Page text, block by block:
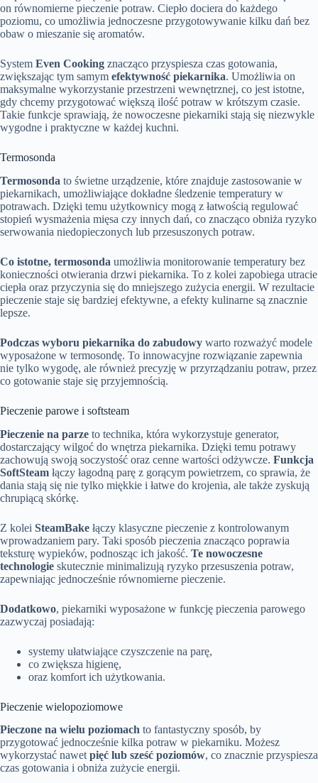
on równomierne pieczenie potraw. Ciepło dociera do każdego
poziomu, co umożliwia jednoczesne przygotowywanie kilku dań bez
obaw o mieszanie się aromatów.
System Even Cooking znacząco przyspiesza czas gotowania,
zwiększając tym samym efektywność piekarnika. Umożliwia on
maksymalne wykorzystanie przestrzeni wewnętrznej, co jest istotne,
gdy chcemy przygotować większą ilość potraw w krótszym czasie.
Takie funkcje sprawiają, że nowoczesne piekarniki stają się niezwykle
wygodne i praktyczne w każdej kuchni.
Termosonda
Termosonda to świetne urządzenie, które znajduje zastosowanie w
piekarnikach, umożliwiające dokładne śledzenie temperatury w
potrawach. Dzięki temu użytkownicy mogą z łatwością regulować
stopień wysmażenia mięsa czy innych dań, co znacząco obniża ryzyko
serwowania niedopieczonych lub przesuszonych potraw.
Co istotne, termosonda umożliwia monitorowanie temperatury bez
konieczności otwierania drzwi piekarnika. To z kolei zapobiega utracie
ciepła oraz przyczynia się do mniejszego zużycia energii. W rezultacie
pieczenie staje się bardziej efektywne, a efekty kulinarne są znacznie
lepsze.
Podczas wyboru piekarnika do zabudowy warto rozważyć modele
wyposażone w termosondę. To innowacyjne rozwiązanie zapewnia
nie tylko wygodę, ale również precyzję w przyrządzaniu potraw, przez
co gotowanie staje się przyjemnością.
Pieczenie parowe i softsteam
Pieczenie na parze to technika, która wykorzystuje generator,
dostarczający wilgoć do wnętrza piekarnika. Dzięki temu potrawy
zachowują swoją soczystość oraz cenne wartości odżywcze. Funkcja
SoftSteam łączy łagodną parę z gorącym powietrzem, co sprawia, że
dania stają się nie tylko miękkie i łatwe do krojenia, ale także zyskują
chrupiącą skórkę.
Z kolei SteamBake łączy klasyczne pieczenie z kontrolowanym
wprowadzaniem pary. Taki sposób pieczenia znacząco poprawia
teksturę wypieków, podnosząc ich jakość. Te nowoczesne
technologie skutecznie minimalizują ryzyko przesuszenia potraw,
zapewniając jednocześnie równomierne pieczenie.
Dodatkowo, piekarniki wyposażone w funkcję pieczenia parowego
zazwyczaj posiadają:
systemy ułatwiające czyszczenie na parę,
co zwiększa higienę,
oraz komfort ich użytkowania.
Pieczenie wielopoziomowe
Pieczone na wielu poziomach to fantastyczny sposób, by
przygotować jednocześnie kilka potraw w piekarniku. Możesz
wykorzystać nawetpięć lub sześć poziomów, co znacznie przyspiesza
czas gotowania i obniża zużycie energii.